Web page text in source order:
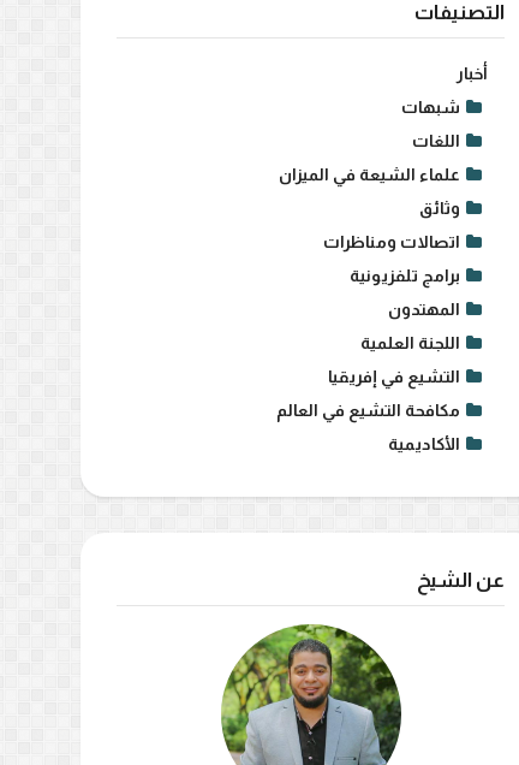
التصنيفات
أخبار
شبهات
اللغات
علماء الشيعة في الميزان
وثائق
اتصالات ومناظرات
برامج تلفزيونية
المهتدون
اللجنة العلمية
التشيع في إفريقيا
مكافحة التشيع في العالم
الأكاديمية
عن الشيخ